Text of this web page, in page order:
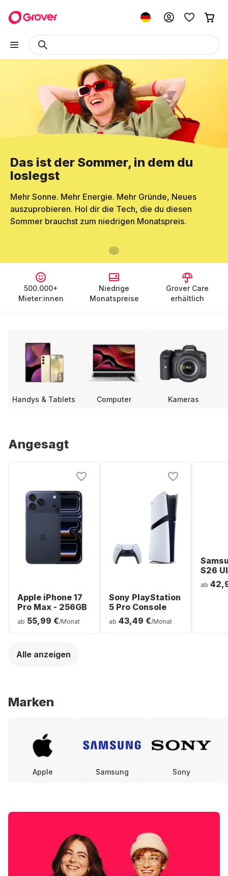
Das ist der Sommer, in dem du
loslegst
Mehr Sonne. Mehr Energie. Mehr Gründe, Neues
auszuprobieren. Hol dir die Tech, die du diesen
Sommer brauchst zum niedrigen Monatspreis.
500.000+
Mieter:innen
Niedrige
Monatspreise
Grover Care
erhältlich
Handys & Tablets Computer Kameras
Angesagt
Apple iPhone 17
Pro Max - 256GB
ab 55,99 €/Monat
Sony PlayStation
5 Pro Console
ab 43,49 €/Monat
S26
ab
Alle anzeigen
Marken
Apple Samsung Sony